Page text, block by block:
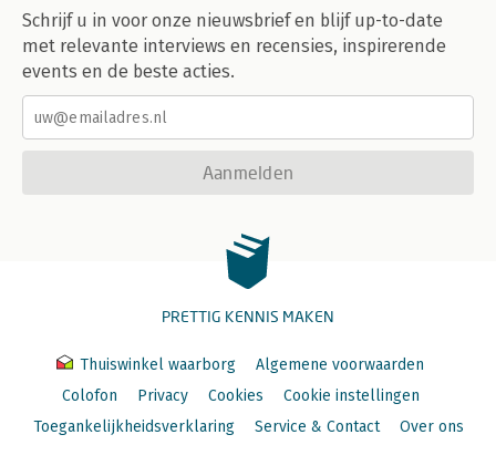
Schrijf u in voor onze nieuwsbrief en blijf up-to-date
met relevante interviews en recensies, inspirerende
events en de beste acties.
Aanmelden
PRETTIG KENNIS MAKEN
Thuiswinkel waarborg
Algemene voorwaarden
Colofon
Privacy Cookies
Cookie instellingen
Toegankelijkheidsverklaring
Service & Contact Over ons